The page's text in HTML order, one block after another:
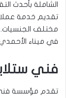
الشاملة بأحدث
تقديم خدمة
مختلف
في ميناء
فني
تقدم مؤسسة فني